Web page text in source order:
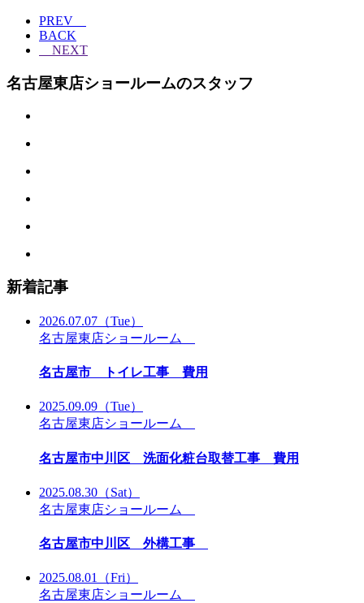
PREV
BACK
NEXT
名古屋東店ショールームのスタッフ
新着記事
2026.07.07 （Tue）
名古屋東店ショールーム
名古屋市 トイレ工事 費用
2025.09.09 （Tue）
名古屋東店ショールーム
名古屋市中川区 洗面化粧台取替工事 費用
2025.08.30 （Sat）
名古屋東店ショールーム
名古屋市中川区 外構工事
2025.08.01 （Fri）
名古屋東店ショールーム